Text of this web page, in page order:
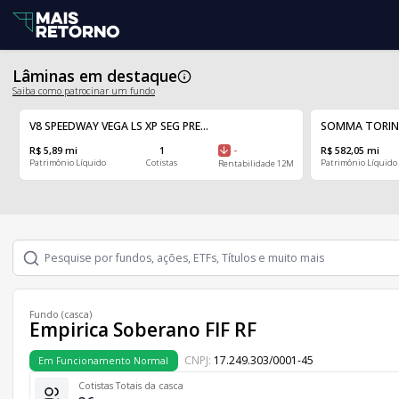
Lâminas em destaque
Saiba como patrocinar um fundo
V8 SPEEDWAY VEGA LS XP SEG PRE...
R$ 5,89 mi
Patrimônio Líquido
1
Cotistas
-
Rentabilidade 12M
SOMMA
R$ 582,05 mi
Patrimônio Líquido
Fundo (casca)
Empirica Soberano FIF RF
Em Funcionamento Normal CNPJ: 17.249.303/0001-45
Cotistas Totais da casca